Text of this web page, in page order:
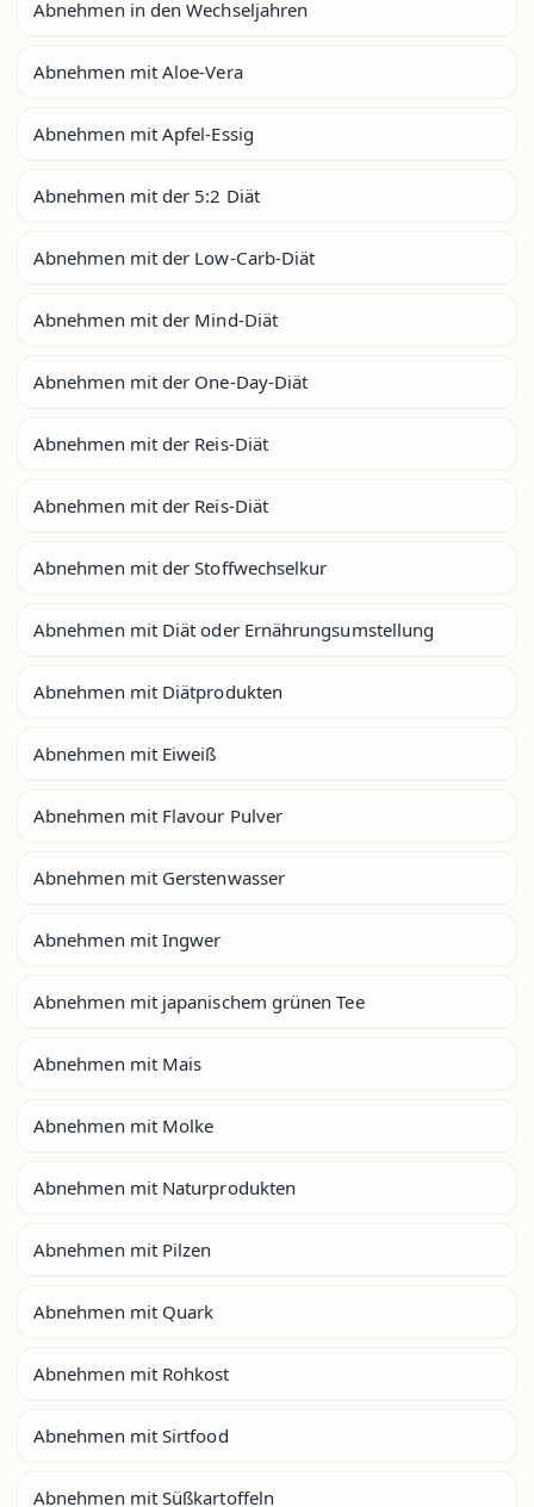
Abnehmen in den Wechseljahren
Abnehmen mit Aloe-Vera
Abnehmen mit Apfel-Essig
Abnehmen mit der 5:2 Diät
Abnehmen mit der Low-Carb-Diät
Abnehmen mit der Mind-Diät
Abnehmen mit der One-Day-Diät
Abnehmen mit der Reis-Diät
Abnehmen mit der Reis-Diät
Abnehmen mit der Stoffwechselkur
Abnehmen mit Diät oder Ernährungsumstellung
Abnehmen mit Diätprodukten
Abnehmen mit Eiweiß
Abnehmen mit Flavour Pulver
Abnehmen mit Gerstenwasser
Abnehmen mit Ingwer
Abnehmen mit japanischem grünen Tee
Abnehmen mit Mais
Abnehmen mit Molke
Abnehmen mit Naturprodukten
Abnehmen mit Pilzen
Abnehmen mit Quark
Abnehmen mit Rohkost
Abnehmen mit Sirtfood
Abnehmen mit Süßkartoffeln